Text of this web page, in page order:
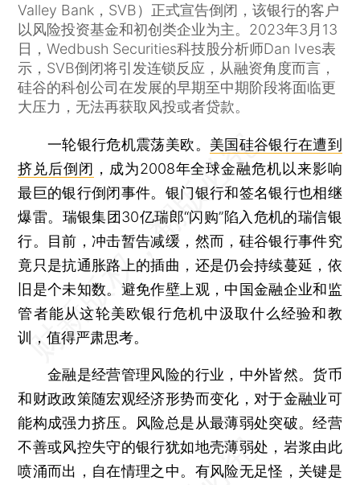
Valley Bank，SVB）正式宣告倒闭，该银行的客户
以风险投资基金和初创类企业为主。2023年3月13
日，Wedbush Securities科技股分析师Dan Ives表
示，SVB倒闭将引发连锁反应，从融资角度而言，
硅谷的科创公司在发展的早期至中期阶段将面临更
大压力，无法再获取风投或者贷款。
一轮银行危机震荡美欧。 美国硅谷银行在遭到
挤兑后倒闭 ，成为2008年全球金融危机以来影响
最巨的银行倒闭事件。银门银行和签名银行也相继
爆雷。瑞银集团30亿瑞郎“闪购”陷入危机的瑞信银
行。目前，冲击暂告减缓，然而，硅谷银行事件究
竟只是抗通胀路上的插曲，还是仍会持续蔓延，依
旧是个未知数。避免作壁上观，中国金融企业和监
管者能从这轮美欧银行危机中汲取什么经验和教
训，值得严肃思考。
金融是经营管理风险的行业，中外皆然。货币
和财政政策随宏观经济形势而变化，对于金融业可
能构成强力挤压。风险总是从最薄弱处突破。经营
不善或风控失守的银行犹如地壳薄弱处，岩浆由此
喷涌而出，自在情理之中。有风险无足怪，关键是